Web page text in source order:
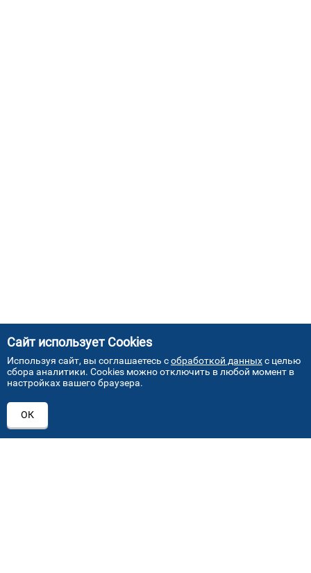
АДРЕСА НАШИХ СЕРВИСНЫХ
Сайт использует Cookies
Используя сайт, вы соглашаетесь собработкой данныхс целью
сбора аналитики. Cookies можно отключить в любой момент в
настройках вашего браузера.
ОК